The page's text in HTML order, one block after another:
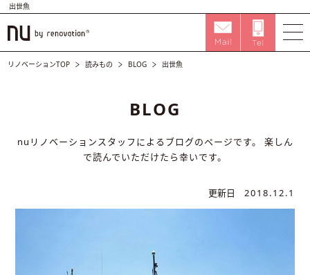
出世魚
リノベーションTOP 読みもの BLOG 出世魚
BLOG
nuリノベーションスタッフによるブログのページです。
楽しん
で読んでいただけたら幸いです。
更新日 2018.12.1